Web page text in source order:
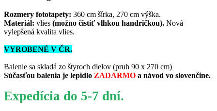
Rozmery fototapety: 360 cm šírka, 270 cm výška.
Materiál: vlies (možno čistiť vlhkou handričkou). Nová
vylepšená kvalita vlies.
VYROBENÉ V ČR.
Balenie sa skladá zo štyroch dielov (pruh 90 x 270 cm)
Súčasťou balenia je lepidlo ZADARMO a návod vo slovenčine.
Expedícia do 5-7 dní.